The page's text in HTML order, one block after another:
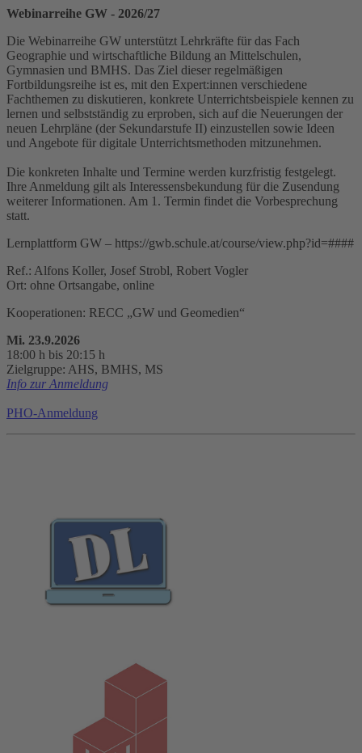
Webinarreihe GW - 2026/27
Die Webinarreihe GW unterstützt Lehrkräfte für das Fach
Geographie und wirtschaftliche Bildung an Mittelschulen,
Gymnasien und BMHS. Das Ziel dieser regelmäßigen
Fortbildungsreihe ist es, mit den Expert:innen verschiedene
Fachthemen zu diskutieren, konkrete Unterrichtsbeispiele kennen zu
lernen und selbstständig zu erproben, sich auf die Neuerungen der
neuen Lehrpläne (der Sekundarstufe II) einzustellen sowie Ideen
und Angebote für digitale Unterrichtsmethoden mitzunehmen.
Die konkreten Inhalte und Termine werden kurzfristig festgelegt.
Ihre Anmeldung gilt als Interessensbekundung für die Zusendung
weiterer Informationen. Am 1. Termin findet die Vorbesprechung
statt.
Lernplattform GW – https://gwb.schule.at/course/view.php?id=####
Ref.: Alfons Koller, Josef Strobl, Robert Vogler
Ort: ohne Ortsangabe, online
Kooperationen: RECC „GW und Geomedien“
Mi. 23.9.2026
18:00 h bis 20:15 h
Zielgruppe: AHS, BMHS, MS
Info zur Anmeldung
PHO-Anmeldung